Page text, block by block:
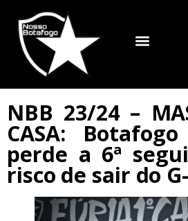
NBB 23/24 –
CASA:
perde a 6ª
risco de sair do